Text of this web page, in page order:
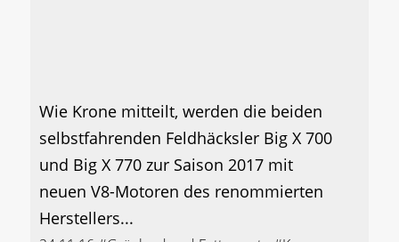
Wie Krone mitteilt, werden die beiden
selbstfahrenden Feldhäcksler Big X 700
und Big X 770 zur Saison 2017 mit
neuen V8-Motoren des renommierten
Herstellers...